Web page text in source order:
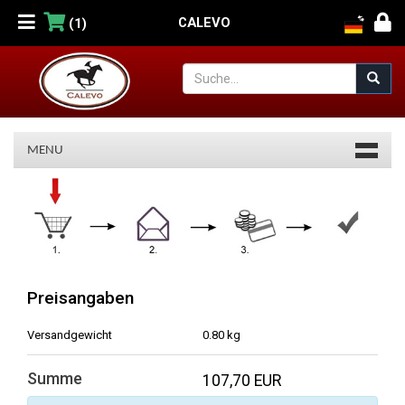
(1) CALEVO
MENU
Warenkorb
Preisangaben
Versandgewicht 0.80 kg
Summe 107,70 EUR